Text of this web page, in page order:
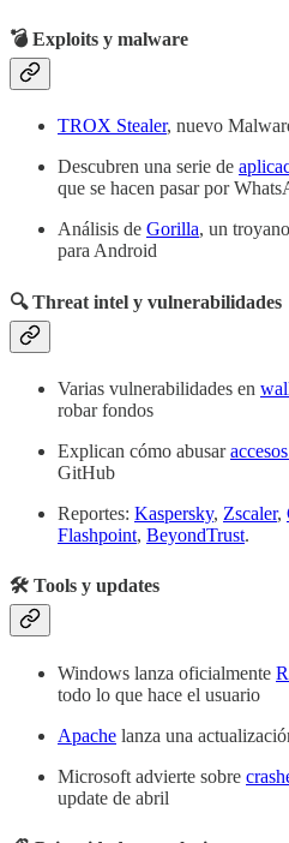
💣 Exploits y malware
TROX Stealer, nuevo
Descubren una serie de
que se hacen pasar por
Análisis de Gorilla, un
para Android
🔍 Threat intel y vulnerabilidades
Varias vulnerabilidades en
robar fondos
Explican cómo abusar
GitHub
Reportes: Kaspersky, Zscaler,
Flashpoint, BeyondTrust.
🛠️ Tools y updates
Windows lanza oficialmente
todo lo que hace el usuario
Apache lanza una
Microsoft advierte sobre
update de abril